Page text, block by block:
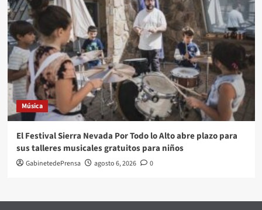
Música
El Festival Sierra Nevada Por Todo lo Alto abre plazo para
sus talleres musicales gratuitos para niños
GabinetedePrensa agosto 6, 2026 0